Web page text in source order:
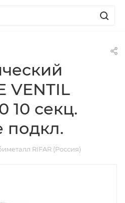
VENTIL
10 секц.
подкл.
RIFAR (Россия)